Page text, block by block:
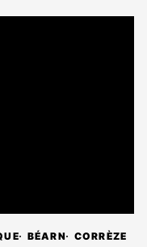
BÉARN CORRÈZE